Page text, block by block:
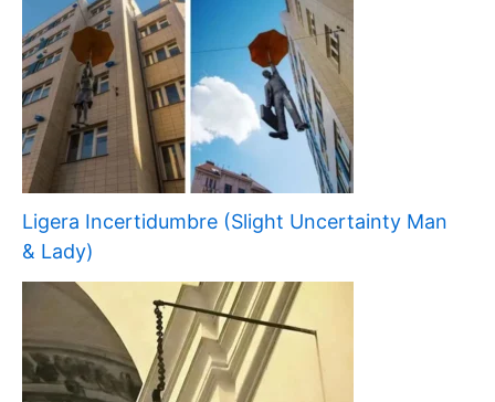
Ligera Incertidumbre (Slight Uncertainty Man
& Lady)